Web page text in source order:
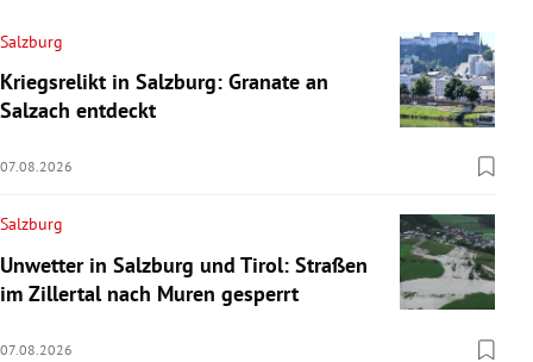
Salzburg
Kriegsrelikt in Salzburg: Granate an
Salzach entdeckt
07.08.2026
Salzburg
Unwetter in Salzburg und Tirol: Straßen
im Zillertal nach Muren gesperrt
07.08.2026